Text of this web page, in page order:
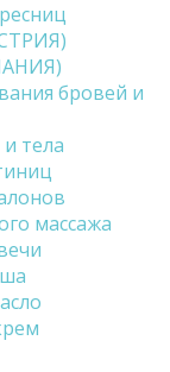
бровей и
тела
массажа